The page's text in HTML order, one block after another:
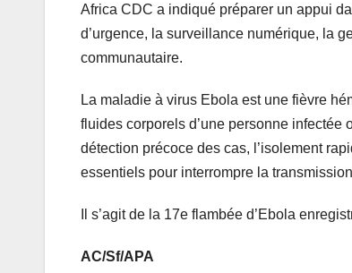
Africa CDC a indiqué préparer un appui
d’urgence, la surveillance numérique, la
communautaire.
La maladie à virus Ebola est une fièvre
fluides corporels d’une personne
détection précoce des cas, l’isolement
essentiels pour interrompre la
Il s’agit de la 17e flambée d’Ebola
AC/Sf/APA